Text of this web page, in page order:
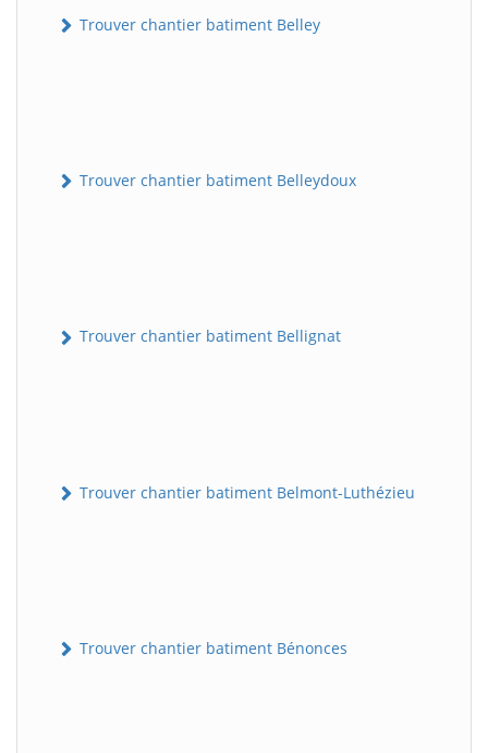
Trouver chantier batiment Belley
Trouver chantier batiment Belleydoux
Trouver chantier batiment Bellignat
Trouver chantier batiment Belmont-Luthézieu
Trouver chantier batiment Bénonces